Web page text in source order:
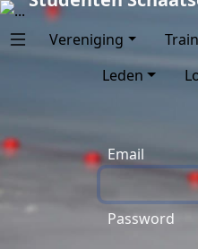
Vereniging
Leden
Email
Password